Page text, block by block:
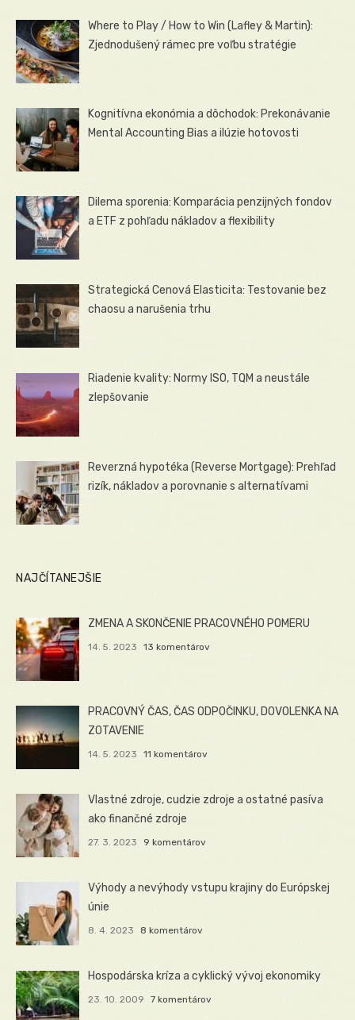
Where to Play / How to Win (Lafley & Martin):
Zjednodušený rámec pre voľbu stratégie
Kognitívna ekonómia a dôchodok: Prekonávanie
Mental Accounting Bias a ilúzie hotovosti
Dilema sporenia: Komparácia penzijných fondov
a ETF z pohľadu nákladov a flexibility
Strategická Cenová Elasticita: Testovanie bez
chaosu a narušenia trhu
Riadenie kvality: Normy ISO, TQM a neustále
zlepšovanie
Reverzná hypotéka (Reverse Mortgage): Prehľad
rizík, nákladov a porovnanie s alternatívami
NAJČÍTANEJŠIE
ZMENA A SKONČENIE PRACOVNÉHO POMERU
14. 5. 2023 13 komentárov
PRACOVNÝ ČAS, ČAS ODPOČINKU, DOVOLENKA NA
ZOTAVENIE
14. 5. 2023 11 komentárov
Vlastné zdroje, cudzie zdroje a ostatné pasíva
ako finančné zdroje
27. 3. 2023 9 komentárov
Výhody a nevýhody vstupu krajiny do Európskej
únie
8. 4. 2023 8 komentárov
Hospodárska kríza a cyklický vývoj ekonomiky
23. 10. 2009 7 komentárov